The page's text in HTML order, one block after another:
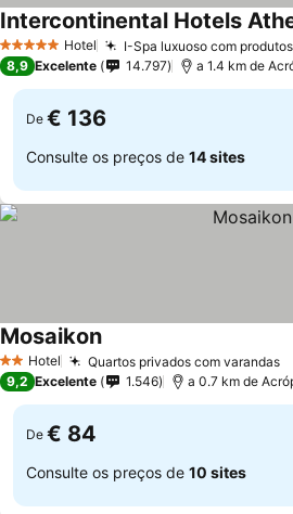
5 Estrelas Hotel I-Spa luxuoso com produtos
8,9 Excelente 14.797 a 1.4 km de
De € 136
Consulte os preços de 14 sites
2 Estrelas
Hotel Quartos privados com varandas
Mosaikon
9,2 Excelente 1.546 a 0.7 km de
De € 84
Consulte os preços de 10 sites